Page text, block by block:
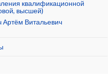
квалификационной
высшей)
Артём Витальевич